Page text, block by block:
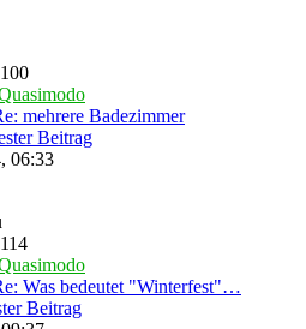
100
mehrere Badezimmer
Beitrag
06:33
114
Was bedeutet "Winterfest"…
Beitrag